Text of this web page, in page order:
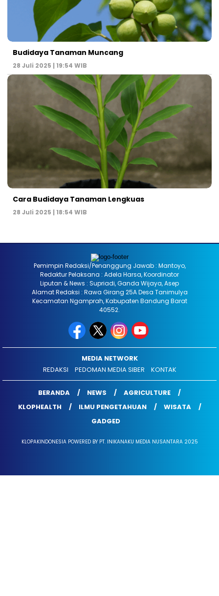
Budidaya Tanaman Muncang
28 Juli 2025 | 19:54 WIB
Cara Budidaya Tanaman Lengkuas
28 Juli 2025 | 18:54 WIB
Pemimpin Redaksi/Penanggung Jawab : Mantoyo,
Redaktur Pelaksana : Adela Harsa, Koordinator
Liputan & News : Supriadi, Ganda Wijaya, Asep
Alamat Redaksi : Rawa Girang 25A Desa Tanimulya
Kecamatan Ngamprah, Kabupaten Bandung Barat
40552.
MEDIA NETWORK
REDAKSI
PEDOMAN MEDIA SIBER KONTAK
BERANDA NEWS
AGRICULTURE
KLOPHEALTH
ILMU PENGETAHUAN
WISATA
GADGED
KLOPAKINDONESIA POWERED BY PT. INIKANAKU MEDIA NUSANTARA 2025